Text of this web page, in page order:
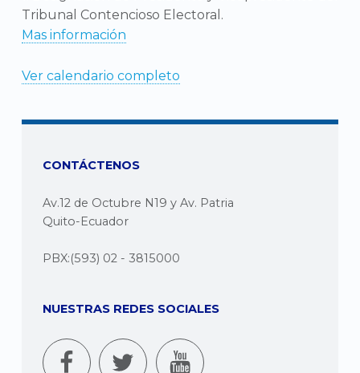
Tribunal Contencioso Electoral.
Mas información
Ver calendario completo
CONTÁCTENOS
Av.12 de Octubre N19 y Av. Patria
Quito-Ecuador
PBX:(593) 02 - 3815000
NUESTRAS REDES SOCIALES